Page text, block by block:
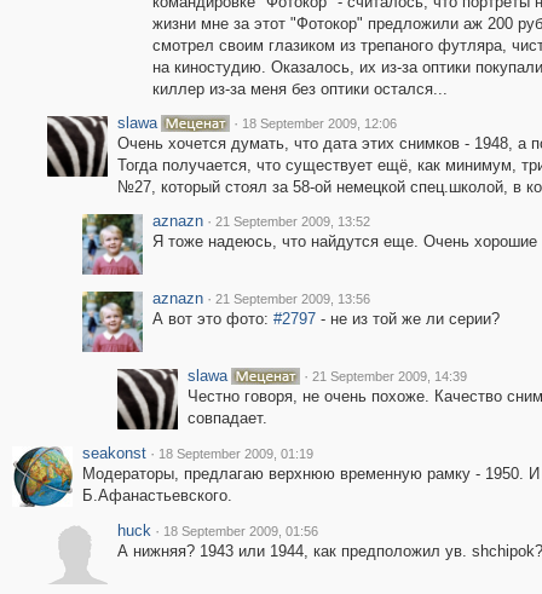
жизни мне за этот "Фотокор" предложили аж 200
смотрел своим глазиком из трепаного футляра,
на киностудию. Оказалось, их из-за оптики
киллер из-за меня без оптики остался...
slawa
· 18 September 2009, 12:06
Очень хочется думать, что дата этих снимков - 1948,
Тогда получается, что существует ещё, как минимум,
№27, который стоял за 58-ой немецкой спец.школой, в
aznazn · 21 September 2009, 13:52
Я тоже надеюсь, что найдутся еще. Очень
aznazn · 21 September 2009, 13:56
А вот это фото: #2797- не из той же ли серии?
slawa · 21 September 2009, 14:39
Честно говоря, не очень похоже. Качество
совпадает.
seakonst · 18 September 2009, 01:19
Модераторы, предлагаю верхнюю временную рамку - 1950. И
Б.Афанастьевского.
huck · 18 September 2009, 01:56
А нижняя? 1943 или 1944, как предположил ув. shchipok?